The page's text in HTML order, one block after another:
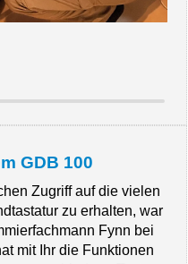
GDB 100
Zugriff auf die vielen
zu erhalten, war
Fynn bei
mit Ihr die Funktionen